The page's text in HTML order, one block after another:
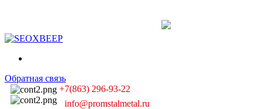
Обратная связь
+7(863) 296-93-22
info@promstalmetal.ru